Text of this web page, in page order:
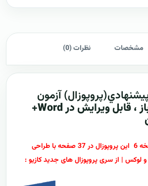
مشخصات نظرات (0)
آزمون
، لایه باز ، قابل ویرایش در Word+
برای اولین بار- نسخه 6 این پروپوزال در 37 صفحه با طراحی
لوکس | از سری پروپوزال های جدید کازیو :